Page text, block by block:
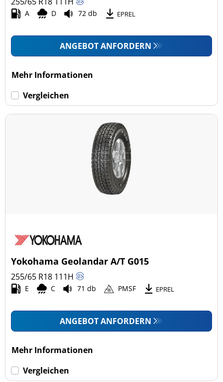
A D 72 db EPREL
ANGEBOT ANFORDERN
Mehr Informationen
Vergleichen
Yokohama Geolandar A/T G015
255/65 R18 111H
E C 71 db PMSF EPREL
ANGEBOT ANFORDERN
Mehr Informationen
Vergleichen